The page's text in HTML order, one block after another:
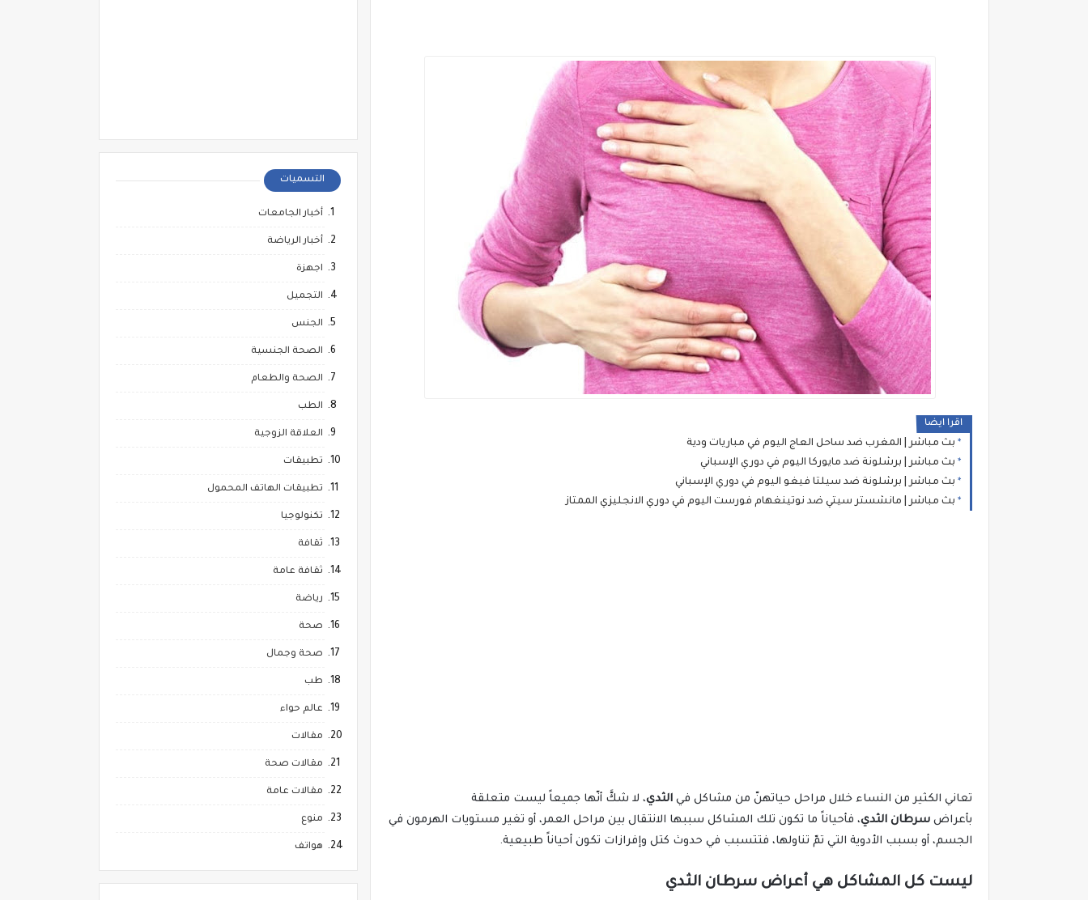
اقرا ايضا
بث مباشر | المغرب ضد ساحل العاج اليوم في مباريات ودية
بث مباشر | برشلونة ضد مايوركا اليوم في دوري الإسباني
بث مباشر | برشلونة ضد سيلتا فيغو اليوم في دوري الإسباني
بث مباشر | مانشستر سيتي ضد نوتينغهام فورست اليوم في دوري الانجليزي الممتاز
تعاني الكثير من النساء خلال مراحل حياتهنّ من مشاكل في الثدي، لا شكَّ أنّها جميعاً ليست متعلقة
بأعراض سرطان الثدي، فأحياناً ما تكون تلك المشاكل سببها الانتقال بين مراحل العمر، أو تغير مستويات الهرمون في
الجسم، أو بسبب الأدوية التي تمّ تناولها، فتتسبب في حدوث كتل وإفرازات تكون أحياناً طبيعية.
ليست كل المشاكل هي أعراض سرطان الثدي
التسميات
أخبار الجامعات
أخبار الرياضة
اجهزة
التجميل
الجنس
الصحة الجنسية
الصحة والطعام
الطب
العلاقة الزوجية
تطبيقات
تطبيقات الهاتف المحمول
تكنولوجيا
ثقافة
ثقافة عامة
رياضة
صحة
صحة وجمال
طب
عالم حواء
مقالات
مقالات صحة
مقالات عامة
منوع
هواتف